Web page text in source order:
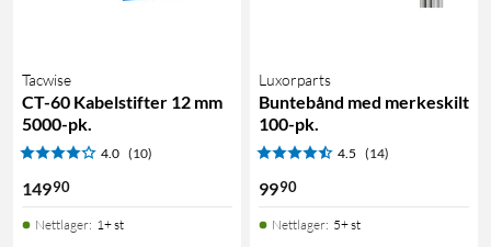
Tacwise
CT-60 Kabelstifter 12 mm
5000-pk.
4.0 (10)
14990
Nettlager: 1+ st
Luxorparts
Buntebånd med merkeskilt
100-pk.
4.5 (14)
9990
Nettlager: 5+ st